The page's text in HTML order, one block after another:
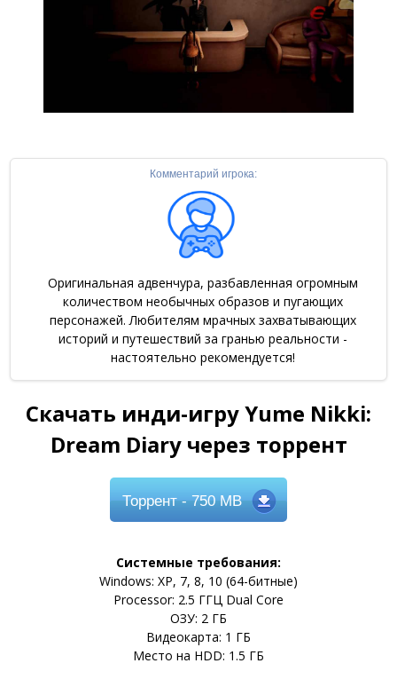
Комментарий игрока:
Оригинальная адвенчура, разбавленная огромным
количеством необычных образов и пугающих
персонажей. Любителям мрачных захватывающих
историй и путешествий за гранью реальности -
настоятельно рекомендуется!
Скачать инди-игру Yume Nikki:
Dream Diary через торрент
Торрент- 750 MB
Системные требования:
Windows: XP, 7, 8, 10 (64-битные)
Processor: 2.5 ГГЦ Dual Core
ОЗУ: 2 ГБ
Видеокарта: 1 ГБ
Место на HDD: 1.5 ГБ